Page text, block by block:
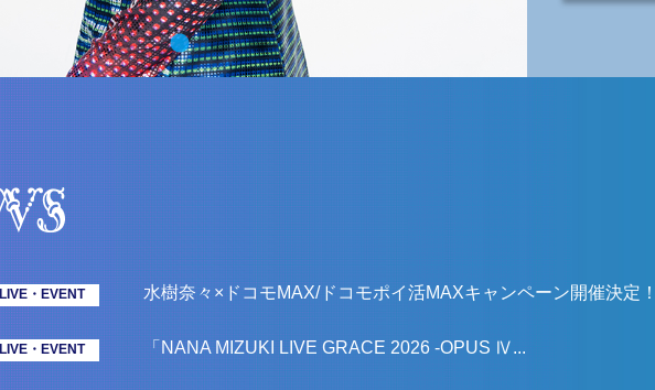
LIVE・EVENT 水樹奈々×ドコモMAX/ドコモポイ活MAXキャンペーン開催決定
LIVE・EVENT 「NANA MIZUKI LIVE GRACE 2026 -OPUS Ⅳ...